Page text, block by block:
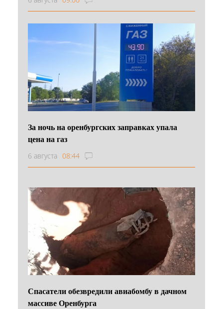
За ночь на оренбургских заправках упала
цена на газ
6 августа 08:44
Спасатели обезвредили авиабомбу в дачном
массиве Оренбурга